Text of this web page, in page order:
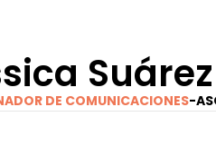
DE COMUNICACIONES-